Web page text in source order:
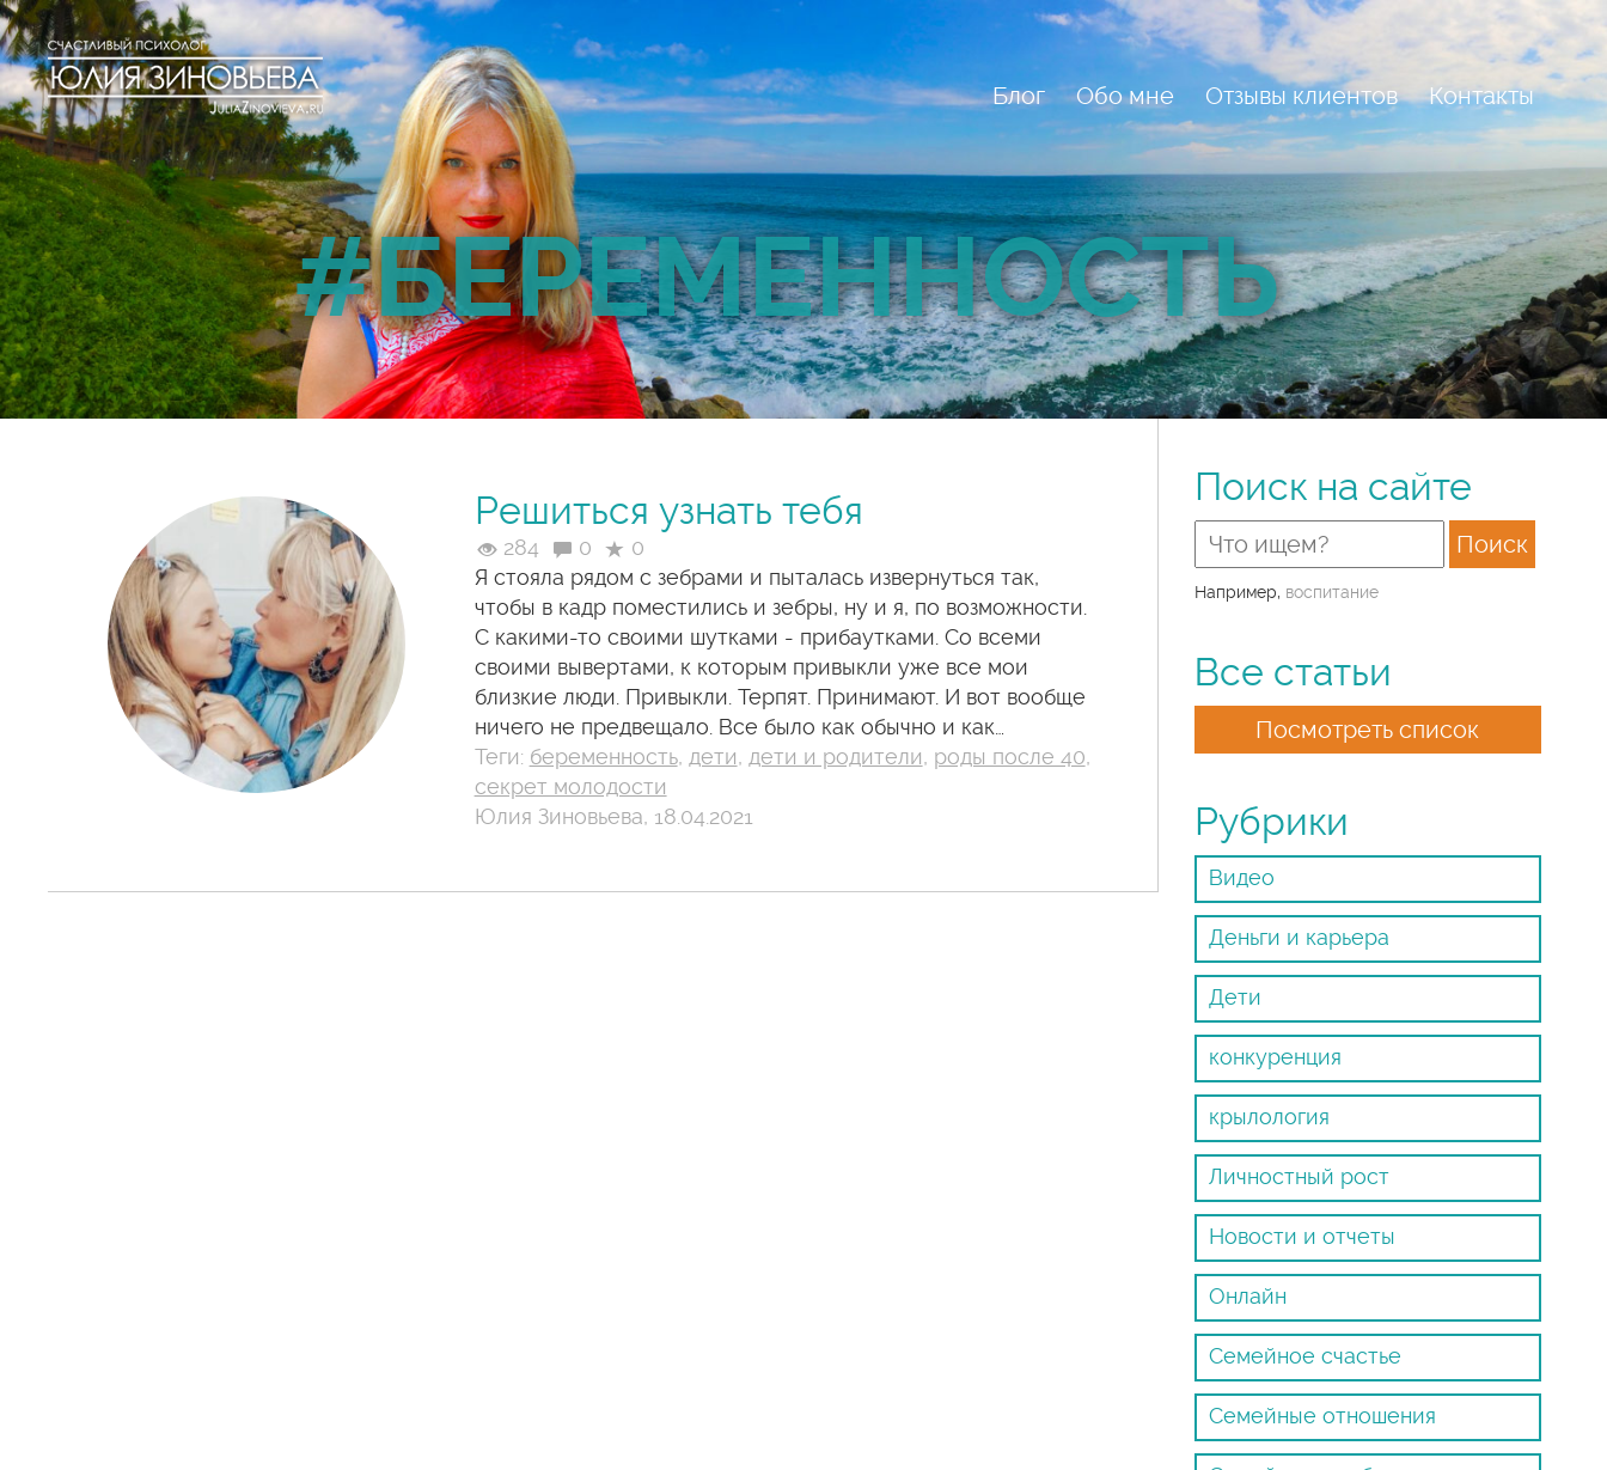
Блог Обо мне Отзывы клиентов Контакты
#БЕРЕМЕННОСТЬ
Решиться узнать тебя
284 0
0
Я стояла рядом с зебрами и пыталась извернуться так,
чтобы в кадр поместились и зебры, ну и я, по возможности.
С какими-то своими шутками - прибаутками. Со всеми
своими вывертами, к которым привыкли уже все мои
близкие люди. Привыкли. Терпят. Принимают. И вот вообще
ничего не предвещало. Все было как обычно и как…
Теги: беременность, дети, дети и родители, роды после 40,
секрет молодости
Юлия Зиновьева, 18.04.2021
Поиск на сайте
Например, воспитание
Все статьи
Посмотреть список
Рубрики
Видео
Деньги и карьера
Дети
конкуренция
крылология
Личностный рост
Новости и отчеты
Онлайн
Семейное счастье
Семейные отношения